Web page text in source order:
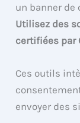
un banner de
Utilisez des
certifiées par
Ces outils
envoyer des